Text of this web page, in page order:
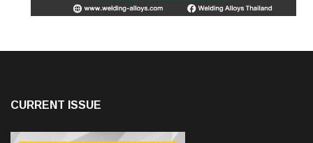
CURRENT ISSUE